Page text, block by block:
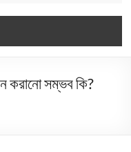
করানো সম্ভব কি?